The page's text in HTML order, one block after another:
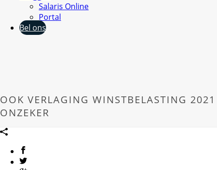
Salaris Online
Portal
Bel ons
OOK VERLAGING WINSTBELASTING 2021
ONZEKER